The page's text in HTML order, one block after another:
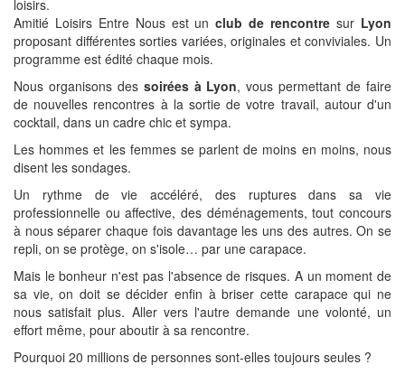
loisirs.
Amitié Loisirs Entre Nous est unclub de rencontre sur Lyon
proposant différentes sorties variées, originales et conviviales. Un
programme est édité chaque mois.
Nous organisons des soirées à Lyon, vous permettant de faire
de nouvelles rencontres à la sortie de votre travail, autour d'un
cocktail, dans un cadre chic et sympa.
Les hommes et les femmes se parlent de moins en moins, nous
disent les sondages.
Un rythme de vie accéléré, des ruptures dans sa vie
professionnelle ou affective, des déménagements, tout concours
à nous séparer chaque fois davantage les uns des autres. On se
repli, on se protège, on s'isole… par une carapace.
Mais le bonheur n'est pas l'absence de risques. A un moment de
sa vie, on doit se décider enfin à briser cette carapace qui ne
nous satisfait plus. Aller vers l'autre demande une volonté, un
effort même, pour aboutir à sa rencontre.
Pourquoi 20 millions de personnes sont-elles toujours seules ?